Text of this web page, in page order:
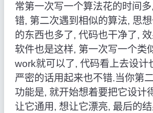
常第一次写一个算法花的时间
错, 第二次遇到相似的算法, 思
的东西也多了, 代码也干净了,
软件也是这样, 第一次写一个类
work就可以了, 代码看上去设计
严密的话用起来也不错.当你第
功能是, 就开始想着要把它设计
让它通用, 想让它漂亮, 最后的